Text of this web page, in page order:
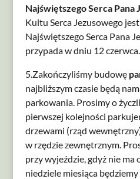
Najświętszego Serca Pana
Kultu Serca Jezusowego
Najświętszego Serca Pana
przypada w dniu 12 czerwca.
5.Zakończyliśmy budowę
najbliższym czasie będą
parkowania. Prosimy o
pierwszej kolejności
drzewami (rząd
w rzędzie zewnętrznym.
przy wyjeździe, gdyż nie ma
niedziele miesiąca